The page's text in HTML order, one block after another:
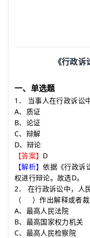
《行政
一、单选题
1 ． 当事人在行政诉讼
A、质证
B、论证
C、辩解
D、辩论
【答案】 D
【解析】依据《行政诉
权进行辩论。故选D。
2．
在行政诉讼中，人
（
）作出解释或者裁
A、最高人民法院
B、最高国家权力机关
C、最高人民检察院